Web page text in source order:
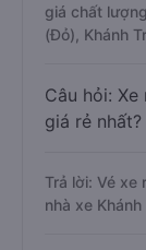
giá chất
(Đỏ), Khánh
Câu hỏi:
giá rẻ nhất?
Trả lời: Vé xe
nhà xe